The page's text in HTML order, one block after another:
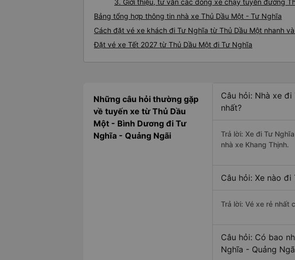
3. Giới thiệu, tư vấn các dòng xe chạy tuyến đường
Bảng tổng hợp thông tin nhà xe Thủ Dầu Một - Tư Nghĩa
Cách đặt vé xe khách đi Tư Nghĩa từ Thủ Dầu Một nhanh
Đặt vé xe Tết 2027 từ Thủ Dầu Một đi Tư Nghĩa
Những câu hỏi thường gặp
về tuyến xe từ Thủ Dầu
Một - Bình Dương đi Tư
Nghĩa - Quảng Ngãi
Câu hỏi: Nhà xe
nhất?
Trả lời: Xe đi Tư
nhà xe Khang Thịnh.
Câu hỏi: Xe nào
Trả lời: Vé xe rẻ nhất
Câu hỏi: Có bao
Nghĩa - Quảng